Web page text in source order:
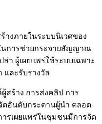
างภายในระบบนิเวศของ
นการช่วยกระจายสัญญาณ
า ผู้เผยแพร่ใช้ระบบเฉพาะ
และรับรางวัล
สร้าง การส่งคลิป การ
ดอันดับกระดานผู้นำ ตลอด
รเผยแพร่ในชุมชนมีการจัด